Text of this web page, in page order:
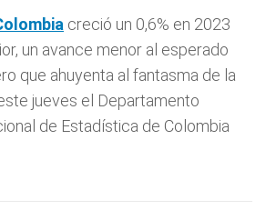
creció un 0,6% en 2023
un avance menor al esperado
que ahuyenta al fantasma de la
jueves el Departamento
de Estadística de Colombia